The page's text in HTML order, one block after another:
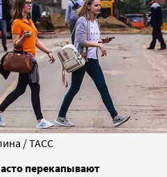
/ ТАСС
перекапывают